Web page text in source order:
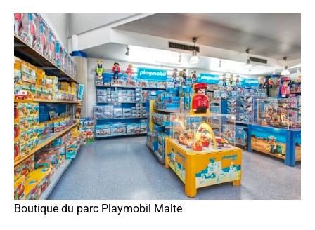
Boutique du parc Playmobil Malte